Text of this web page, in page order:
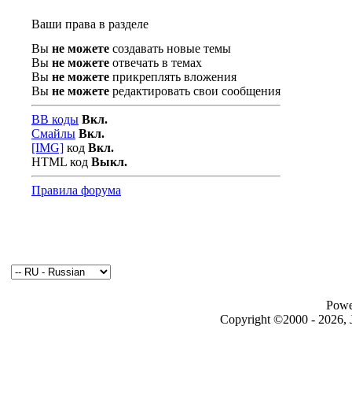
Ваши права в разделе
Вы не можете создавать новые темы
Вы не можете отвечать в темах
Вы не можете прикреплять вложения
Вы не можете редактировать свои сообщения
BB коды Вкл.
Смайлы Вкл.
[IMG] код Вкл.
HTML код Выкл.
Правила форума
Copyright ©2000 - 2026,